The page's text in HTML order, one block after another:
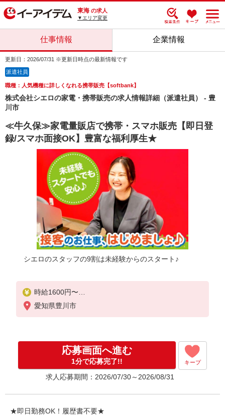
東海 の求人
▼エリア変更
仕事情報 企業情報
更新日：2026/07/31 ※更新日時点の最新情報です
派遣社員
職種：人気機種に詳しくなれる携帯販売【softbank】
株式会社シエロの家電・携帯販売の求人情報詳細（派遣社員） - 豊
川市
≪牛久保≫家電量販店で携帯・スマホ販売【即日登
録/スマホ面接OK】豊富な福利厚生★
シエロのスタッフの9割は未経験からのスタート♪
時給1600円〜
※別途インセンティブ、職能評価制度あり
※残業代支給
゜+゜・。○。・゜+゜・。○。・゜+゜
入社祝い金10万円支給(規定有)
お友達を紹介頂くと,
インセンティブ支給(規定有)
★月2回払い・週払い可能（規程有）★
゜・。○。・゜+゜・。○。・゜+゜
愛知県豊川市
応募画面へ進む
1分で応募完了!! キープ
求人応募期間：2026/07/30～2026/08/31
★即日勤務OK！履歴書不要★